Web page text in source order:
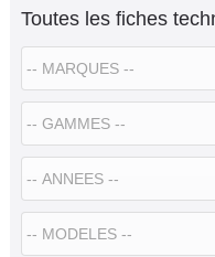
Toutes les fiches